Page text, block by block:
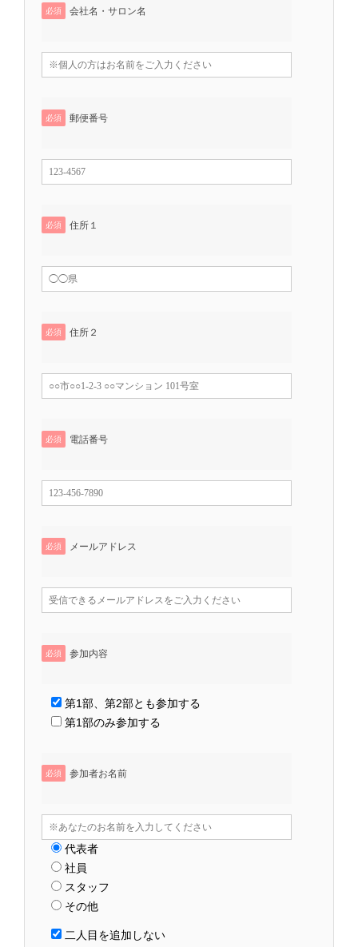
必須 会社名・サロン名
必須 郵便番号
必須 住所１
必須 住所２
必須 電話番号
必須 メールアドレス
必須 参加内容
第1部、第2部とも参加する
第1部のみ参加する
必須 参加者お名前
代表者
社員
スタッフ
その他
二人目を追加しない